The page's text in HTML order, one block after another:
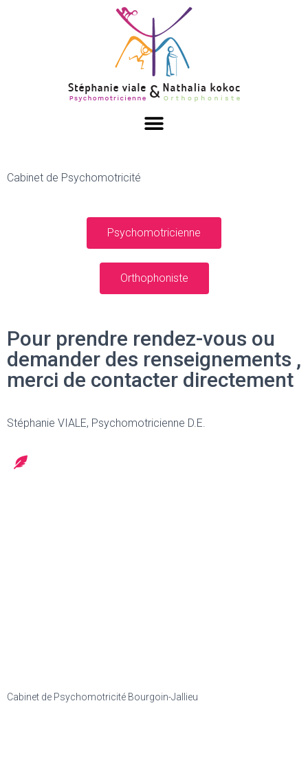
Cabinet de Psychomotricité
Psychomotricienne
Orthophoniste
Pour prendre rendez-vous ou
demander des renseignements ,
merci de contacter directement
Stéphanie VIALE, Psychomotricienne D.E.
Cabinet de Psychomotricité Bourgoin-Jallieu